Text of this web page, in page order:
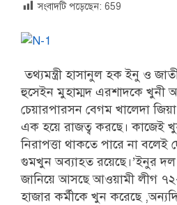
সংবাদটি পড়েছেন: 659
তথ্যমন্ত্রী হাসানুল হক ইনু ও
হুসেইন মুহাম্মদ এরশাদকে খুনী
চেয়ারপারসন বেগম খালেদা
এক হয়ে রাজত্ব করছে। কাজেই
নিরাপত্তা থাকতে পারে না বলেই
গুমখুন অব্যাহত রয়েছে।’ইনুর দল
জানিয়ে আসছে আওয়ামী লীগ
হাজার কর্মীকে খুন করেছে